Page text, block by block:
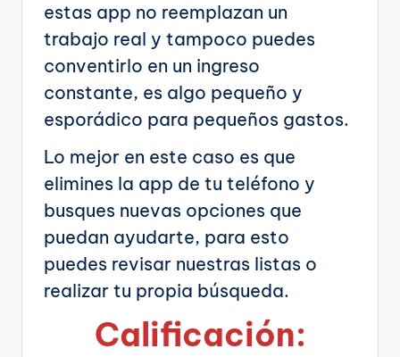
estas app no reemplazan un
trabajo real y tampoco puedes
conventirlo en un ingreso
constante, es algo pequeño y
esporádico para pequeños gastos.
Lo mejor en este caso es que
elimines la app de tu teléfono y
busques nuevas opciones que
puedan ayudarte, para esto
puedes revisar nuestras listas o
realizar tu propia búsqueda.
Calificación: